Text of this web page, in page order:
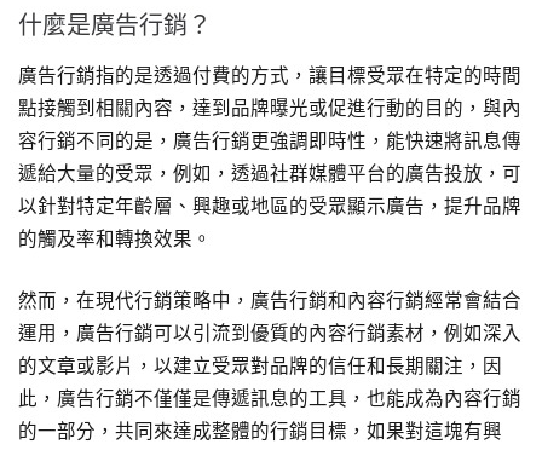
什麼是廣告行銷？
廣告行銷指的是透過付費的方式，讓目標受眾在特定的時間
點接觸到相關內容，達到品牌曝光或促進行動的目的，與內
容行銷不同的是，廣告行銷更強調即時性，能快速將訊息傳
遞給大量的受眾，例如，透過社群媒體平台的廣告投放，可
以針對特定年齡層、興趣或地區的受眾顯示廣告，提升品牌
的觸及率和轉換效果。
然而，在現代行銷策略中，廣告行銷和內容行銷經常會結合
運用，廣告行銷可以引流到優質的內容行銷素材，例如深入
的文章或影片，以建立受眾對品牌的信任和長期關注，因
此，廣告行銷不僅僅是傳遞訊息的工具，也能成為內容行銷
的一部分，共同來達成整體的行銷目標，如果對這塊有興